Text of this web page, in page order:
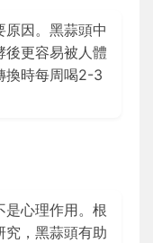
因。黑蒜頭中
後更容易被人體
換時每周喝2-3
是心理作用。根
究，黑蒜頭有助